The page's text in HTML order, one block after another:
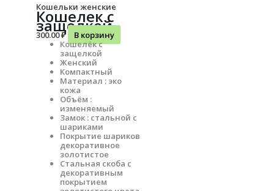
Кошельки женские
Кошелек с
защелкой
300.00₽
В корзину
Кошелёк с
защелкой
Женский
Компактный
Материал : эко
кожа
Объём :
изменяемый
Замок : стальной с
шариками
Покрытие шариков
декоративное
золотистое
Стальная скоба с
декоративным
покрытием